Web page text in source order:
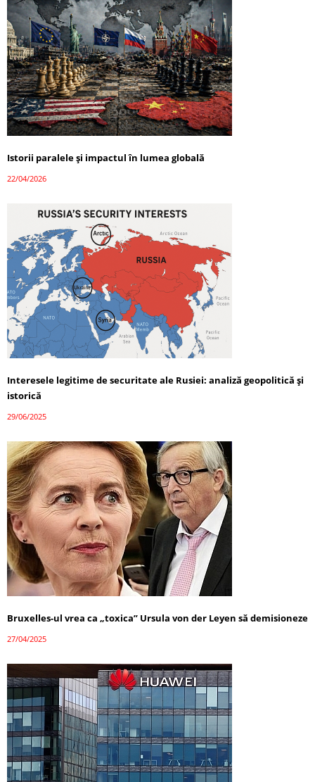
Istorii paralele și impactul în lumea globală
22/04/2026
Interesele legitime de securitate ale Rusiei: analiză geopolitică și
istorică
29/06/2025
Bruxelles-ul vrea ca „toxica” Ursula von der Leyen să demisioneze
27/04/2025